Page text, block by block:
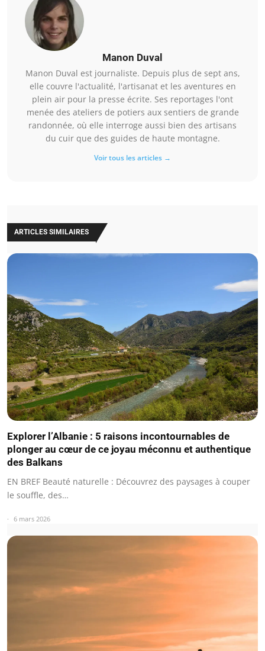
Manon Duval
Manon Duval est journaliste. Depuis plus de sept ans,
elle couvre l'actualité, l'artisanat et les aventures en
plein air pour la presse écrite. Ses reportages l'ont
menée des ateliers de potiers aux sentiers de grande
randonnée, où elle interroge aussi bien des artisans
du cuir que des guides de haute montagne.
Voir tous les articles →
ARTICLES SIMILAIRES
Explorer l’Albanie : 5 raisons incontournables de
plonger au cœur de ce joyau méconnu et authentique
des Balkans
EN BREF Beauté naturelle : Découvrez des paysages à couper
le souffle, des…
6 mars 2026